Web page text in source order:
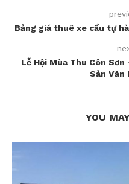
Bảng giá thuê xe cẩu tự
Lễ Hội Mùa Thu Côn
Sản Văn
YOU